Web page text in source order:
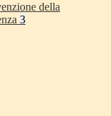
della
3